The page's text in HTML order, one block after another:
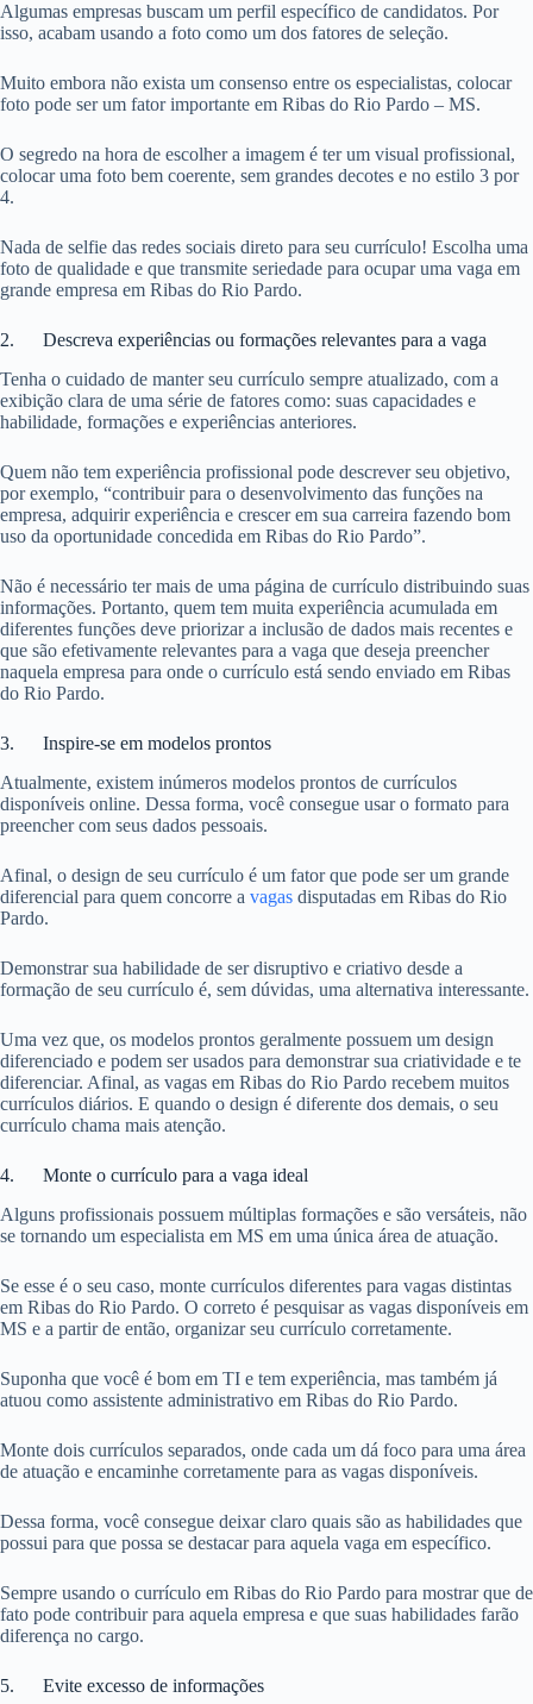
Algumas empresas buscam um perfil específico de candidatos. Por
isso, acabam usando a foto como um dos fatores de seleção.
Muito embora não exista um consenso entre os especialistas, colocar
foto pode ser um fator importante em Ribas do Rio Pardo – MS.
O segredo na hora de escolher a imagem é ter um visual profissional,
colocar uma foto bem coerente, sem grandes decotes e no estilo 3 por
4.
Nada de selfie das redes sociais direto para seu currículo! Escolha uma
foto de qualidade e que transmite seriedade para ocupar uma vaga em
grande empresa em Ribas do Rio Pardo.
2. Descreva experiências ou formações relevantes para a vaga
Tenha o cuidado de manter seu currículo sempre atualizado, com a
exibição clara de uma série de fatores como: suas capacidades e
habilidade, formações e experiências anteriores.
Quem não tem experiência profissional pode descrever seu objetivo,
por exemplo, “contribuir para o desenvolvimento das funções na
empresa, adquirir experiência e crescer em sua carreira fazendo bom
uso da oportunidade concedida em Ribas do Rio Pardo”.
Não é necessário ter mais de uma página de currículo distribuindo suas
informações. Portanto, quem tem muita experiência acumulada em
diferentes funções deve priorizar a inclusão de dados mais recentes e
que são efetivamente relevantes para a vaga que deseja preencher
naquela empresa para onde o currículo está sendo enviado em Ribas
do Rio Pardo.
3. Inspire-se em modelos prontos
Atualmente, existem inúmeros modelos prontos de currículos
disponíveis online. Dessa forma, você consegue usar o formato para
preencher com seus dados pessoais.
Afinal, o design de seu currículo é um fator que pode ser um grande
diferencial para quem concorre a vagas disputadas em Ribas do Rio
Pardo.
Demonstrar sua habilidade de ser disruptivo e criativo desde a
formação de seu currículo é, sem dúvidas, uma alternativa interessante.
Uma vez que, os modelos prontos geralmente possuem um design
diferenciado e podem ser usados para demonstrar sua criatividade e te
diferenciar. Afinal, as vagas em Ribas do Rio Pardo recebem muitos
currículos diários. E quando o design é diferente dos demais, o seu
currículo chama mais atenção.
4. Monte o currículo para a vaga ideal
Alguns profissionais possuem múltiplas formações e são versáteis, não
se tornando um especialista em MS em uma única área de atuação.
Se esse é o seu caso, monte currículos diferentes para vagas distintas
em Ribas do Rio Pardo. O correto é pesquisar as vagas disponíveis em
MS e a partir de então, organizar seu currículo corretamente.
Suponha que você é bom em TI e tem experiência, mas também já
atuou como assistente administrativo em Ribas do Rio Pardo.
Monte dois currículos separados, onde cada um dá foco para uma área
de atuação e encaminhe corretamente para as vagas disponíveis.
Dessa forma, você consegue deixar claro quais são as habilidades que
possui para que possa se destacar para aquela vaga em específico.
Sempre usando o currículo em Ribas do Rio Pardo para mostrar que de
fato pode contribuir para aquela empresa e que suas habilidades farão
diferença no cargo.
5. Evite excesso de informações